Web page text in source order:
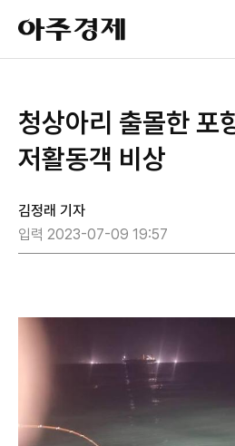
아
주
경
청상아리 출몰한 포
저활동객 비상
김정래 기자
입력 2023-07-09 19:57